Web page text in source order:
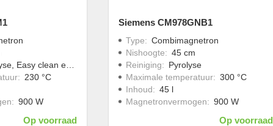
Easy clean emaille
: 230 °C
: 900 W
Op voorraad
Siemens CM978GNB1
Type: Combimagnetron
Nishoogte: 45 cm
Reiniging: Pyrolyse
Maximale temperatuur: 300 °C
Inhoud: 45 l
Magnetronvermogen: 900 W
Op voorraad